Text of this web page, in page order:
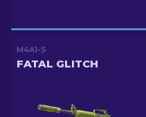
M4A1-S
FATAL GLITCH